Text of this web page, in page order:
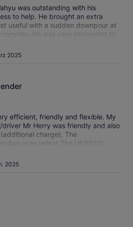
was outstanding with his
to help. He brought an extra
useful with a sudden downpour at
He was very interesting to
a lot of local information with us.
him to lead expeditions.
2025
efficient, friendly and flexible. My
Mr Herry was friendly and also
charge). The
is excellent The UNESCO
entry ticket must be pre-
do this via link sent by the
on the day when you go there
times are long but the driver is
AC and water. I also stopped for
interesting! I do recommend this
competitive
2025